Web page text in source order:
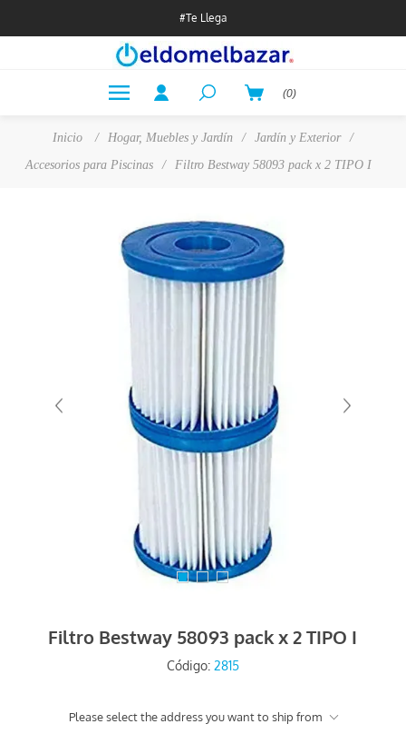
#Te Llega
(0)
Inicio / Hogar, Muebles y Jardín / Jardín y Exterior
/
Accesorios para Piscinas
/ Filtro Bestway 58093 pack x 2 TIPO I
Filtro Bestway 58093 pack x 2 TIPO I
Código: 2815
Please select the address you want to ship from